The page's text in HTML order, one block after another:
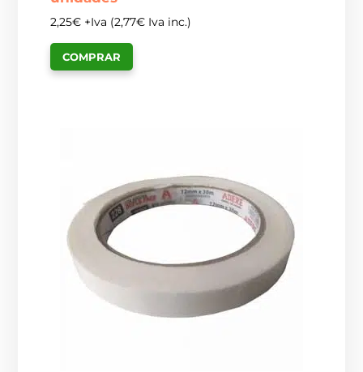
2,25€ +Iva (2,77€ Iva inc.)
COMPRAR